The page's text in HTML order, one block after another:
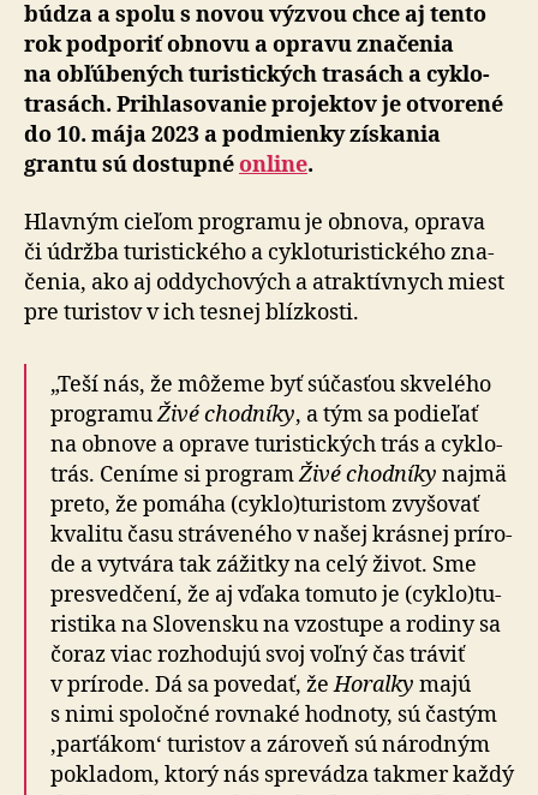
bú­dza a spolu s no­vou výzvou chce aj tento
rok pod­po­riť ob­no­vu a op­ra­vu zna­če­nia
na ob­ľú­be­ných tu­ristic­kých tra­sách a cyklo­
tra­sách. Pri­hla­so­va­nie pro­jektov je ot­vo­re­né
do 10. mája 2023 a pod­mienky získania
grantu sú do­stup­néonline.
Hlavným cieľom programu je obnova, oprava
či údržba tu­ristic­kého a cy­klo­tu­ristic­ké­ho zna­
če­nia, ako aj od­dy­cho­vých a atrak­tívnych miest
pre tu­ristov v ich te­snej blízkosti.
„Teší nás, že môžeme byť sú­čas­ťou skve­lého
pro­gra­muŽivé chod­níky, a tým sa po­die­ľať
na ob­no­ve a op­ra­ve tu­ristic­kých trás a cyklo­
trás. Ce­ní­me si pro­gramŽivé chod­níky naj­mä
preto, že po­má­ha (cyklo)­tu­ristom zvy­šovať
kva­li­tu času strá­ve­né­ho v na­šej krásnej prí­ro­
de a vy­tvá­ra tak zá­žit­ky na celý ži­vot. Sme
pre­sved­če­ní, že aj vďa­ka to­mu­to je (cyklo)­tu­
risti­ka na Slo­vensku na vzostupe a ro­di­ny sa
čo­raz viac roz­ho­du­jú svoj voľný čas tráviť
v prí­ro­de. Dá sa po­ve­dať, žeHo­ral­ky majú
s nimi spo­loč­né rov­na­ké hod­no­ty, sú čas­tým
‚par­ťá­kom‘ tu­ristov a zá­ro­veň sú ná­rod­ným
po­kla­dom, ktorý nás spre­vá­dza tak­mer každý